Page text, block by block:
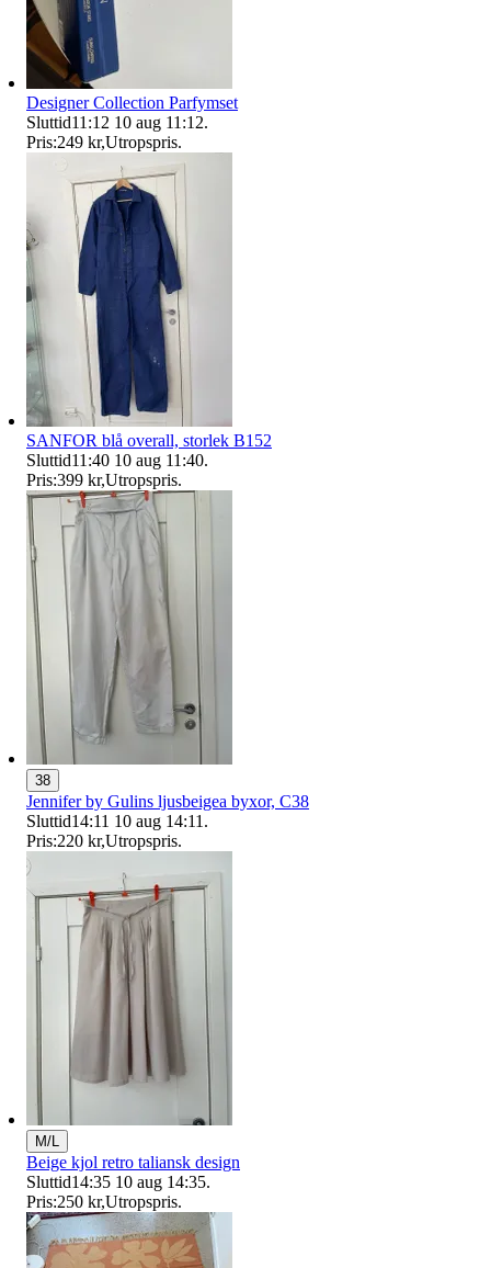
Designer Collection Parfymset
Sluttid11:12 10 aug 11:12.
Pris:249 kr,Utropspris.
SANFOR blå overall, storlek B152
Sluttid11:40 10 aug 11:40.
Pris:399 kr,Utropspris.
38
Jennifer by Gulins ljusbeigea byxor, C38
Sluttid14:11 10 aug 14:11 .
Pris:220 kr,Utropspris.
M/L
Beige kjol retro taliansk design
Sluttid14:35 10 aug 14:35.
Pris:250 kr,Utropspris.